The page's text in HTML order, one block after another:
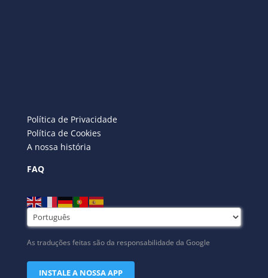
Política de Privacidade
Política de Cookies
A nossa história
FAQ
As traduções feitas são da responsabilidade da Google
INSTALE A NOSSA APP